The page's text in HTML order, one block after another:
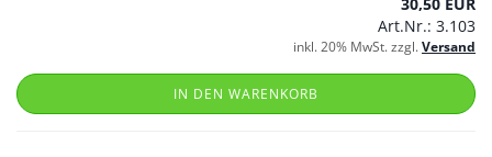
Art.Nr.: 3.103
inkl. 20% MwSt. zzgl.Versand
IN DEN WARENKORB